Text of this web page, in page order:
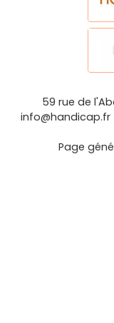
59 rue de
info@handicap.fr
Page